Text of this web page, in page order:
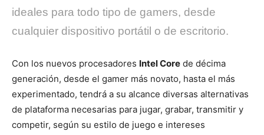
ideales para todo tipo de gamers, desde
cualquier dispositivo portátil o de escritorio.
Con los nuevos procesadores Intel Core de décima
generación, desde el gamer más novato, hasta el más
experimentado, tendrá a su alcance diversas alternativas
de plataforma necesarias para jugar, grabar, transmitir y
competir, según su estilo de juego e intereses